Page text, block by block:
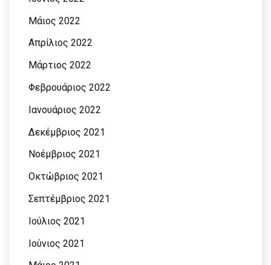
Μάιος 2022
Απρίλιος 2022
Μάρτιος 2022
Φεβρουάριος 2022
Ιανουάριος 2022
Δεκέμβριος 2021
Νοέμβριος 2021
Οκτώβριος 2021
Σεπτέμβριος 2021
Ιούλιος 2021
Ιούνιος 2021